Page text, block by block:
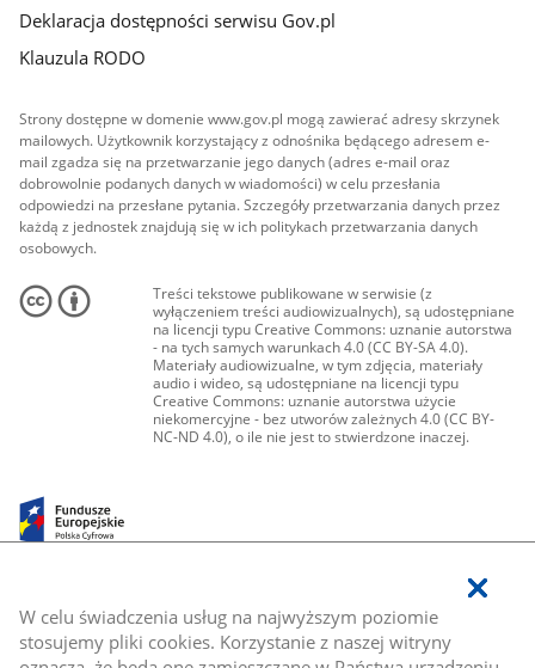
W celu świadczenia usług na najwyższym poziomie
stosujemy pliki cookies. Korzystanie z naszej witryny
Deklaracja dostępności serwisu Gov.pl
Klauzula RODO
Strony dostępne w domenie www.gov.pl mogą zawierać adresy skrzynek
mailowych. Użytkownik korzystający z odnośnika będącego adresem e-
mail zgadza się na przetwarzanie jego danych (adres e-mail oraz
dobrowolnie podanych danych w wiadomości) w celu przesłania
odpowiedzi na przesłane pytania. Szczegóły przetwarzania danych przez
każdą z jednostek znajdują się w ich politykach przetwarzania danych
osobowych.
Treści tekstowe publikowane w serwisie (z
wyłączeniem treści audiowizualnych), są udostępniane
na licencji typu Creative Commons: uznanie autorstwa
- na tych samych warunkach 4.0 (CC BY-SA 4.0).
Materiały audiowizualne, w tym zdjęcia, materiały
audio i wideo, są udostępniane na licencji typu
Creative Commons: uznanie autorstwa użycie
niekomercyjne - bez utworów zależnych 4.0 (CC BY-
NC-ND 4.0), o ile nie jest to stwierdzone inaczej.